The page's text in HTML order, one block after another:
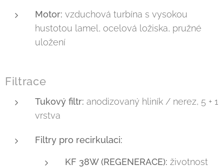
Motor: vzduchová turbína s vysokou
hustotou lamel, ocelová ložiska, pružné
uložení
Filtrace
Tukový filtr: anodizovaný hliník / nerez, 5 + 1
vrstva
Filtry pro recirkulaci:
KF 38W (REGENERACE): životnost